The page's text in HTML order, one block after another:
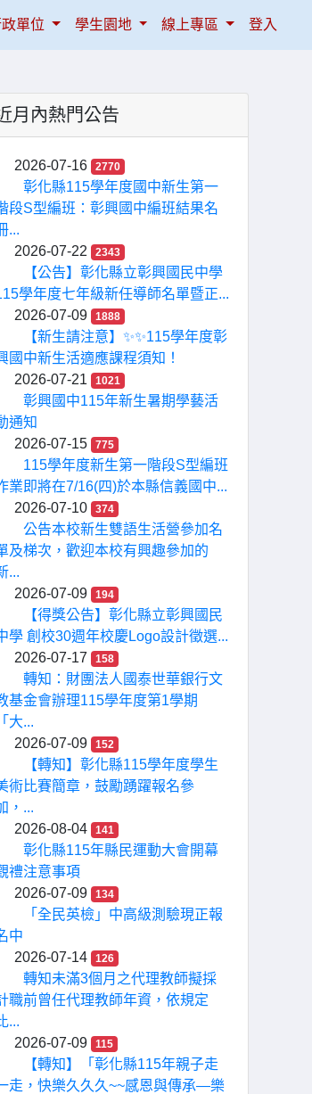
單位 學生園地 線上專區 登入
月內熱門公告
2026-07-16 2770
彰化縣115學年度國中新生第一
段S型編班：彰興國中編班結果名
...
2026-07-22
2343
【公告】彰化縣立彰興國民中學
學年度七年級新任導師名單暨正...
2026-07-09
1888
【新生請注意】✨✨115學年度彰
國中新生活適應課程須知！
2026-07-21
1021
彰興國中115年新生暑期學藝活
通知
2026-07-15
775
115學年度新生第一階段S型編班
業即將在7/16(四)於本縣信義國中...
2026-07-10
374
公告本校新生雙語生活營參加名
及梯次，歡迎本校有興趣參加的
...
2026-07-09
194
【得獎公告】彰化縣立彰興國民
學 創校30週年校慶Logo設計徵選...
2026-07-17
158
轉知：財團法人國泰世華銀行文
基金會辦理115學年度第1學期
「大...
2026-07-09
152
【轉知】彰化縣115學年度學生
術比賽簡章，鼓勵踴躍報名參
，...
2026-08-04
141
彰化縣115年縣民運動大會開幕
禮注意事項
2026-07-09
134
「全民英檢」中高級測驗現正報
中
2026-07-14
126
轉知未滿3個月之代理教師擬採
職前曾任代理教師年資，依規定
...
2026-07-09
115
【轉知】「彰化縣115年親子走
走，快樂久久久~~感恩與傳承—樂